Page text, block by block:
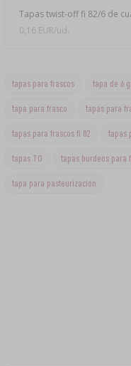
Tapas twist-off fi 82/6 de
0,16 EUR/ud.
tapas para frascos tapa de 6
tapa para frasco tapas para
tapas para frascos fi 82 tapas
tapas TO tapas burdeos para
tapa para pasteurización